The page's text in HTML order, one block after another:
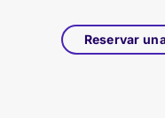
Reservar